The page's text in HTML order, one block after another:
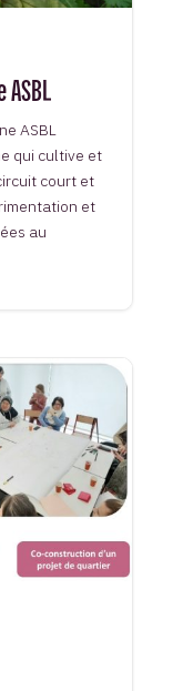
ASBL
qui cultive et
court et
et
au